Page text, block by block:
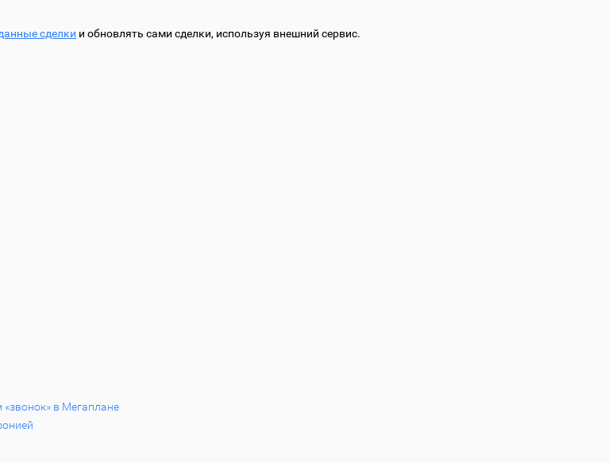
сделки и обновлять сами сделки, используя внешний сервис.
в Мегаплане